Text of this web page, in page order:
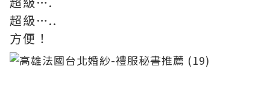
超級…..
方便！